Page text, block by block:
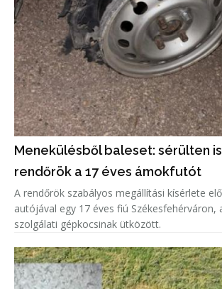
Menekülésből baleset: sérülten
rendőrök a 17 éves ámokfutót
A rendőrök szabályos megállítási kísérlete
autójával egy 17 éves fiú Székesfehérváron,
szolgálati gépkocsinak ütközött.